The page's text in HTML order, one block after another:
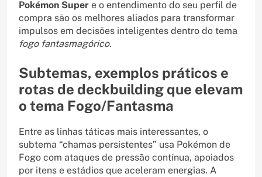
Pokémon Super e o entendimento do seu perfil de
compra são os melhores aliados para transformar
impulsos em decisões inteligentes dentro do tema
fogo fantasmagórico.
Subtemas, exemplos práticos e
rotas de deckbuilding que elevam
o tema Fogo/Fantasma
Entre as linhas táticas mais interessantes, o
subtema “chamas persistentes” usa Pokémon de
Fogo com ataques de pressão contínua, apoiados
por itens e estádios que aceleram energias. A